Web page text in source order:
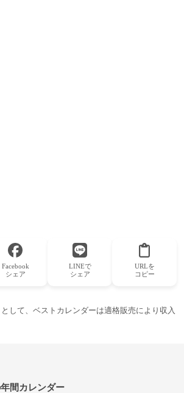
Facebook
シェア
LINEで
シェア
URLを
コピー
して、ベストカレンダーは適格販売により収入
間カレンダー